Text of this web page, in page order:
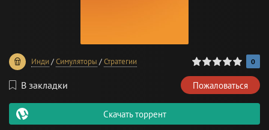
Инди /Симуляторы /Стратегии
0 1 0
В закладки Пожаловаться
Скачать торрент